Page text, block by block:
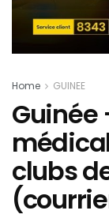
Home GUINEE
Guinée
clubs